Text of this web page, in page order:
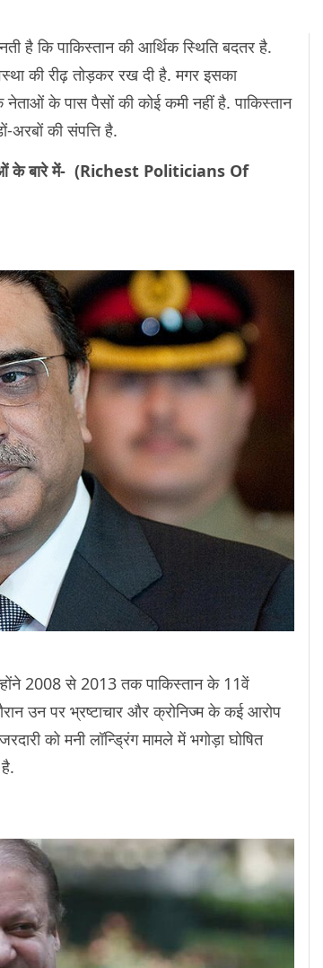
है कि पाकिस्तान की आर्थिक स्थिति बदतर है.
की रीढ़ तोड़कर रख दी है. मगर इसका
नेताओं के पास पैसों की कोई कमी नहीं है. पाकिस्तान
की संपत्ति है.
के बारे में- (Richest Politicians Of
2008 से 2013 तक पाकिस्तान के 11वें
उन पर भ्रष्टाचार और क्रोनिज्म के कई आरोप
को मनी लॉन्ड्रिंग मामले में भगोड़ा घोषित